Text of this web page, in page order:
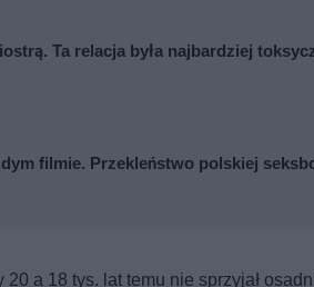
Ta relacja była najbardziej
filmie. Przekleństwo polskiej
a 18 tys. lat temu nie sprzyjał